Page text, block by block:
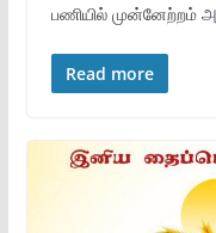
பணியில் முன்னேற்றம்
Read more